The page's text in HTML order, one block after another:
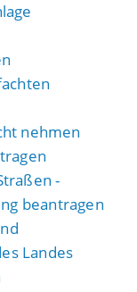
nehmen
-
beantragen
Landes